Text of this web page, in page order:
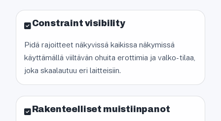
Constraint visibility
Pidä rajoitteet näkyvissä kaikissa näkymissä
käyttämällä viiltävän ohuita erottimia ja valko- tilaa,
joka skaalautuu eri laitteisiin.
Rakenteelliset muistiinpanot